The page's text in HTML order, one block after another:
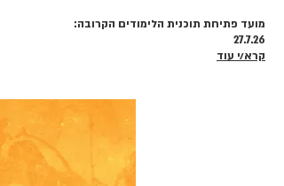
מועד פתיחת תוכנית הלימודים הקרובה:
27.7.26
קרא/י עוד